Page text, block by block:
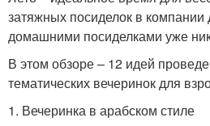
затяжных посиделок в
домашними посиделками уже
В этом обзоре – 12 идей
тематических вечеринок для
1. Вечеринка в арабском стиле